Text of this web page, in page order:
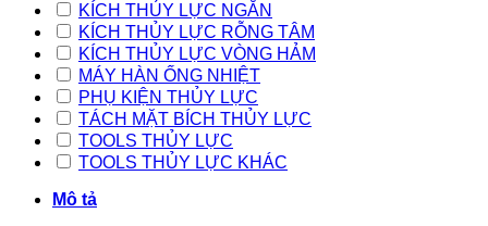
KÍCH THỦY LỰC NGẮN
KÍCH THỦY LỰC RỖNG TÂM
KÍCH THỦY LỰC VÒNG HẢM
MÁY HÀN ỐNG NHIỆT
PHỤ KIỆN THỦY LỰC
TÁCH MẶT BÍCH THỦY LỰC
TOOLS THỦY LỰC
TOOLS THỦY LỰC KHÁC
Mô tả